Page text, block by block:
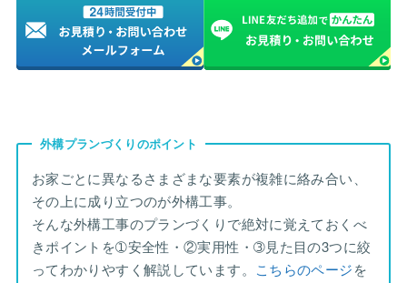
外構プランづくりのポイント
お家ごとに異なるさまざまな要素が複雑に絡み合い、
その上に成り立つのが外構工事。
そんな外構工事のプランづくりで絶対に覚えておくべ
きポイントを➀安全性・②実用性・➂見た目の3つに絞
ってわかりやすく解説しています。 こちらのページを